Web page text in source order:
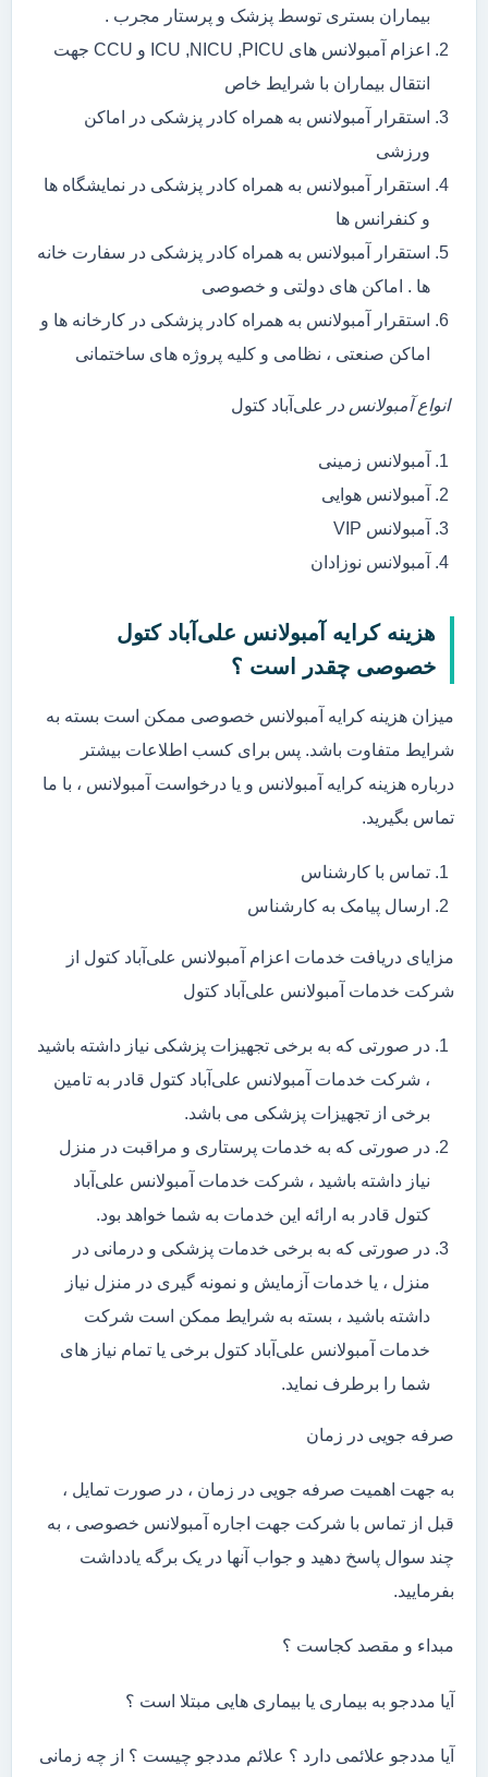
بیماران بستری توسط پزشک و پرستار مجرب .
اعزام آمبولانس های ICU ,NICU ,PICU و CCU جهت
انتقال بیماران با شرایط خاص
استقرار آمبولانس به همراه کادر پزشکی در اماکن
ورزشی
استقرار آمبولانس به همراه کادر پزشکی در نمایشگاه ها
و کنفرانس ها
استقرار آمبولانس به همراه کادر پزشکی در سفارت خانه
ها . اماکن های دولتی و خصوصی
استقرار آمبولانس به همراه کادر پزشکی در کارخانه ها و
اماکن صنعتی ، نظامی و کلیه پروژه های ساختمانی
انواع آمبولانس در علی‌آباد کتول
آمبولانس زمینی
آمبولانس هوایی
آمبولانس VIP
آمبولانس نوزادان
هزینه کرایه آمبولانس علی‌آباد کتول
خصوصی چقدر است ؟
میزان هزینه کرایه آمبولانس خصوصی ممکن است بسته به
شرایط متفاوت باشد. پس برای کسب اطلاعات بیشتر
درباره هزینه کرایه آمبولانس و یا درخواست آمبولانس ، با ما
تماس بگیرید.
تماس با کارشناس
ارسال پیامک به کارشناس
مزایای دریافت خدمات اعزام آمبولانس علی‌آباد کتول از
شرکت خدمات آمبولانس علی‌آباد کتول
در صورتی که به برخی تجهیزات پزشکی نیاز داشته باشید
، شرکت خدمات آمبولانس علی‌آباد کتول قادر به تامین
برخی از تجهیزات پزشکی می باشد.
در صورتی که به خدمات پرستاری و مراقبت در منزل
نیاز داشته باشید ، شرکت خدمات آمبولانس علی‌آباد
کتول قادر به ارائه این خدمات به شما خواهد بود.
در صورتی که به برخی خدمات پزشکی و درمانی در
منزل ، یا خدمات آزمایش و نمونه گیری در منزل نیاز
داشته باشید ، بسته به شرایط ممکن است شرکت
خدمات آمبولانس علی‌آباد کتول برخی یا تمام نیاز های
شما را برطرف نماید.
صرفه جویی در زمان
به جهت اهمیت صرفه جویی در زمان ، در صورت تمایل ،
قبل از تماس با شرکت جهت اجاره آمبولانس خصوصی ، به
چند سوال پاسخ دهید و جواب آنها در یک برگه یادداشت
بفرمایید.
مبداء و مقصد کجاست ؟
آیا مددجو به بیماری یا بیماری هایی مبتلا است ؟
آیا مددجو علائمی دارد ؟ علائم مددجو چیست ؟ از چه زمانی